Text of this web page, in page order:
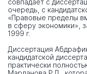
совпадает с
очередь, с
«Правовые пределы
в сферу экономики»,
1999 г.
Диссертация
кандидатской
практически